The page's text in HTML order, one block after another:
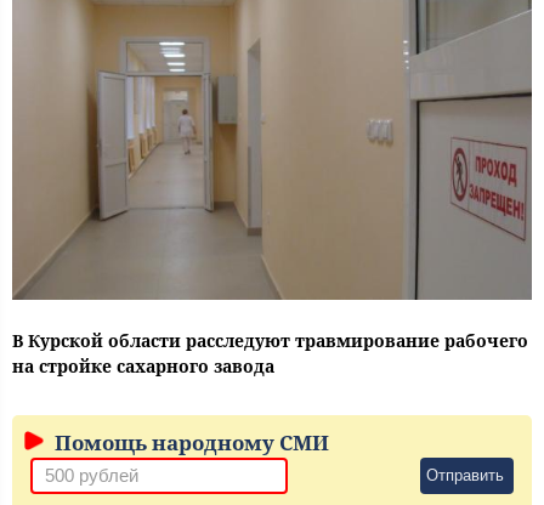
В Курской области расследуют травмирование рабочего
на стройке сахарного завода
Помощь народному СМИ
Отправить